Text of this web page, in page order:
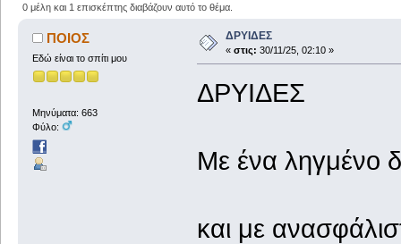
0 μέλη και 1 επισκέπτης διαβάζουν αυτό το θέμα.
ΠΟΙΟΣ
Εδώ είναι το σπίτι μου
Μηνύματα: 663
Φύλο:
ΔΡΥΙΔΕΣ
« στις: 30/11/25, 02:10 »
ΔΡΥΙΔΕΣ
Με ένα ληγμένο
και με